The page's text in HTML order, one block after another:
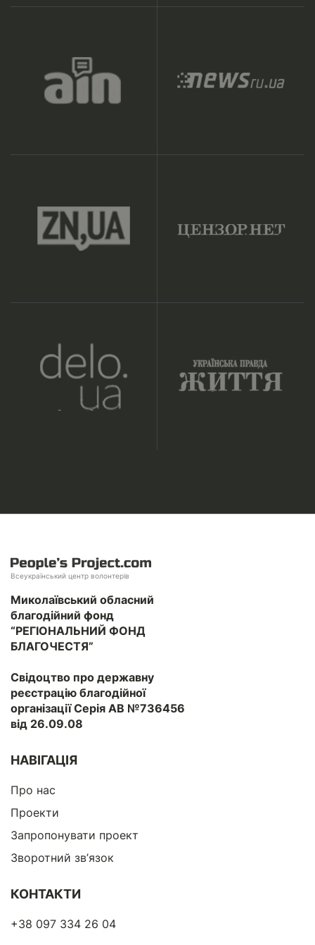
Всеукраїнський центр волонтерів
Миколаївський обласний
благодійний фонд
“РЕГІОНАЛЬНИЙ ФОНД
БЛАГОЧЕСТЯ”
Свідоцтво про державну
реєстрацію благодійної
організації Серія АВ №736456
від 26.09.08
НАВІГАЦІЯ
Про нас
Проекти
Запропонувати проект
Зворотний зв’язок
КОНТАКТИ
+38 097 334 26 04